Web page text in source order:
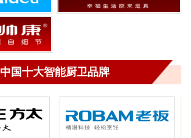
中国十大智能厨卫品牌